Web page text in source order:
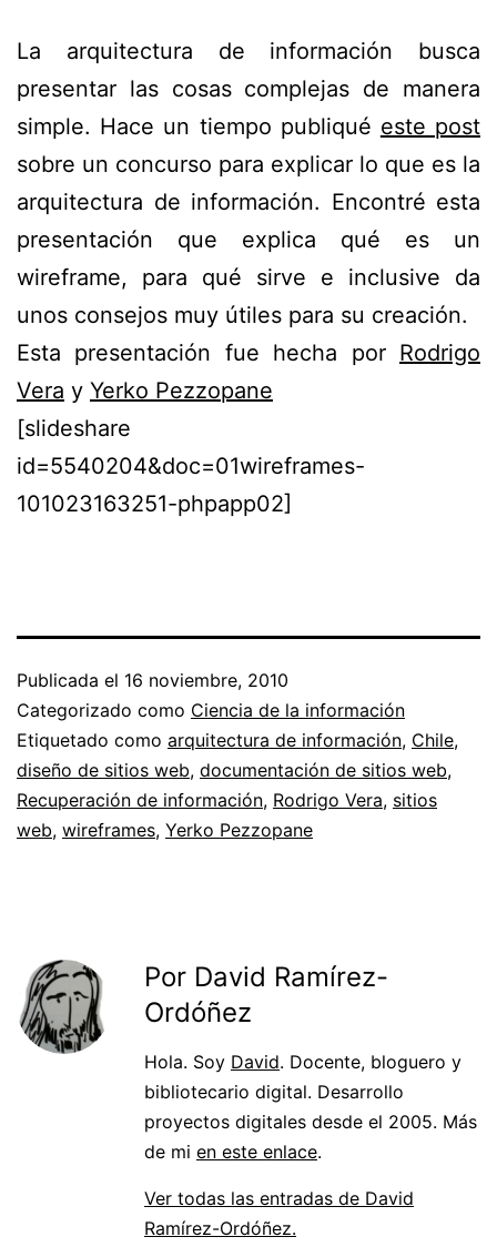
La arquitectura de información busca
presentar las cosas complejas de manera
simple. Hace un tiempo publiqué este post
sobre un concurso para explicar lo que es la
arquitectura de información. Encontré esta
presentación que explica qué es un
wireframe, para qué sirve e inclusive da
unos consejos muy útiles para su creación.
Esta presentación fue hecha por Rodrigo
Vera y Yerko Pezzopane
[slideshare
id=5540204&doc=01wireframes-
101023163251-phpapp02]
Publicada el 16 noviembre, 2010
Categorizado como Ciencia de la información
Etiquetado como arquitectura de información, Chile,
diseño de sitios web, documentación de sitios web,
Recuperación de información, Rodrigo Vera, sitios
web, wireframes, Yerko Pezzopane
Por David Ramírez-
Ordóñez
Hola. Soy David. Docente, bloguero y
bibliotecario digital. Desarrollo
proyectos digitales desde el 2005. Más
de mi en este enlace.
Ver todas las entradas de David
Ramírez-Ordóñez.